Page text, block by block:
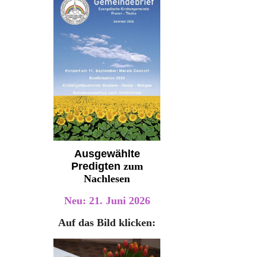
Ausgewählte
Predigten zum
Nachlesen
Neu: 21. Juni 2026
Auf das Bild klicken: